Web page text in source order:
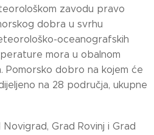
zavodu pravo
dobra u svrhu
oceanografskih
mora u obalnom
Pomorsko dobro na kojem će
na 28 područja, ukupne
Novigrad, Grad Rovinj i Grad